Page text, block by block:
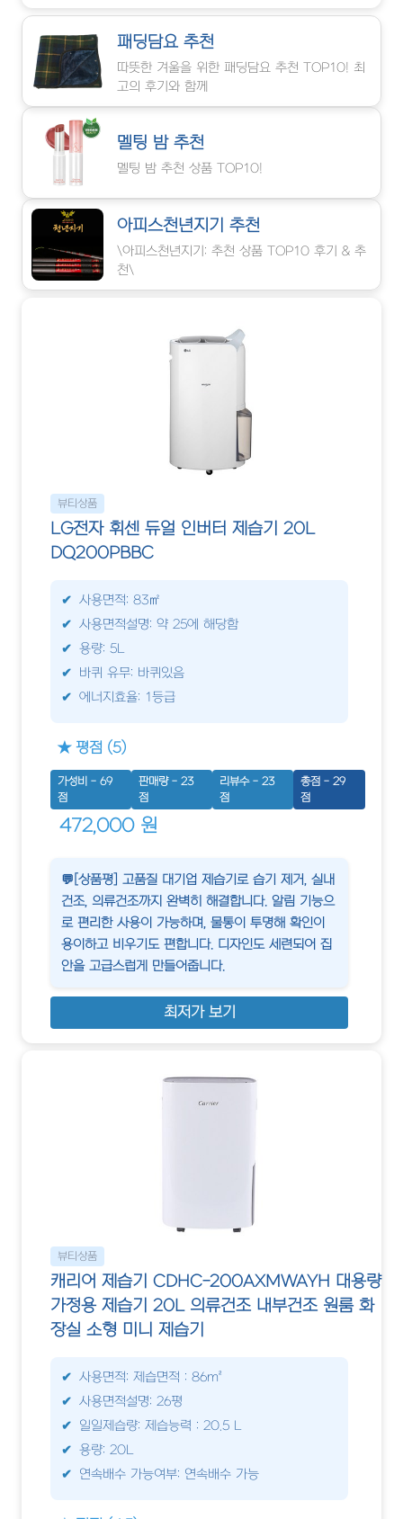
패딩담요 추천
따뜻한 겨울을 위한 패딩담요 추천 TOP10! 최
고의 후기와 함께
멜팅 밤 추천
멜팅 밤 추천 상품 TOP10!
아피스천년지기 추천
\아피스천년지기: 추천 상품 TOP10 후기 & 추
천\
뷰티상품
LG전자 휘센 듀얼 인버터 제습기 20L
DQ200PBBC
사용면적: 83㎡
사용면적설명: 약 25에 해당함
용량: 5L
바퀴 유무: 바퀴있음
에너지효율: 1등급
★ 평점 (5)
가성비 - 69
점
판매량 - 23
점
리뷰수 - 23
점
총점 - 29
점
472,000 원
💬[상품평] 고품질 대기업 제습기로 습기 제거, 실내
건조, 의류건조까지 완벽히 해결합니다. 알림 기능으
로 편리한 사용이 가능하며, 물통이 투명해 확인이
용이하고 비우기도 편합니다. 디자인도 세련되어 집
안을 고급스럽게 만들어줍니다.
최저가 보기
뷰티상품
캐리어 제습기 CDHC-200AXMWAYH 대용량
가정용 제습기 20L 의류건조 내부건조 원룸 화
장실 소형 미니 제습기
사용면적: 제습면적 : 86m²
사용면적설명: 26평
일일제습량: 제습능력 : 20.5 L
용량: 20L
연속배수 가능여부: 연속배수 가능